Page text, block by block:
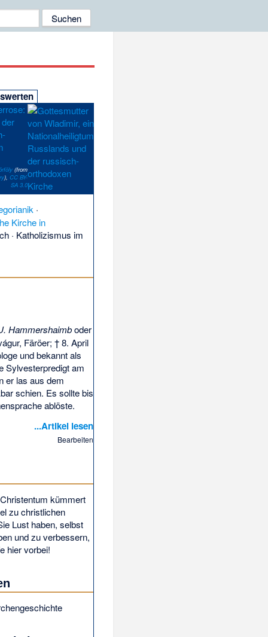
(from
),CC BY-
SA 3.0
·
Kirche in
· Katholizismus im
Hammershaimboder
Färöer; † 8. April
und bekannt als
Sylvesterpredigt am
er las aus dem
schien. Es sollte bis
ablöste.
...Artikel lesen
Bearbeiten
kümmert
zu christlichen
Lust haben, selbst
und zu verbessern,
hier vorbei!